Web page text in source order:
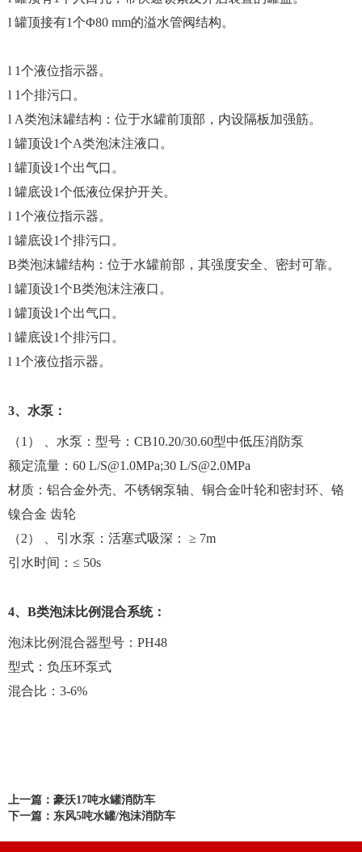
l 罐顶接有1个Φ80 mm的溢水管阀结构。
l 1个液位指示器。
l 1个排污口。
l A类泡沫罐结构：位于水罐前顶部，内设隔板加强筋。
l 罐顶设1个A类泡沫注液口。
l 罐顶设1个出气口。
l 罐底设1个低液位保护开关。
l 1个液位指示器。
l 罐底设1个排污口。
B类泡沫罐结构：位于水罐前部，其强度安全、密封可靠。
l 罐顶设1个B类泡沫注液口。
l 罐顶设1个出气口。
l 罐底设1个排污口。
l 1个液位指示器。
3、水泵：
（1） 、水泵：型号：CB10.20/30.60型中低压消防泵
额定流量：60 L/S@1.0MPa;30 L/S@2.0MPa
材质：铝合金外壳、不锈钢泵轴、铜合金叶轮和密封环、铬
镍合金 齿轮
（2） 、引水泵：活塞式吸深： ≥ 7m
引水时间：≤ 50s
4、B类泡沫比例混合系统：
泡沫比例混合器型号：PH48
型式：负压环泵式
混合比：3-6%
上一篇：豪沃17吨水罐消防车
下一篇：东风5吨水罐/泡沫消防车